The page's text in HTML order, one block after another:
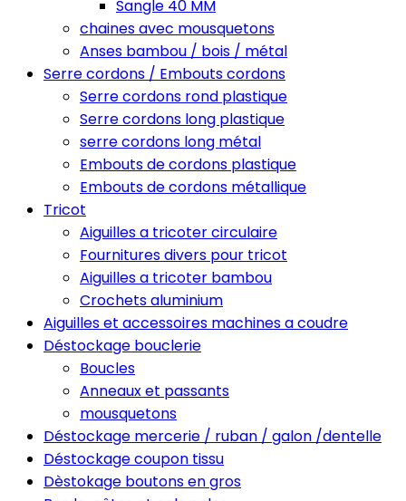
Sangle 40 MM
chaines avec mousquetons
Anses bambou / bois / métal
Serre cordons / Embouts cordons
Serre cordons rond plastique
Serre cordons long plastique
serre cordons long métal
Embouts de cordons plastique
Embouts de cordons métallique
Tricot
Aiguilles a tricoter circulaire
Fournitures divers pour tricot
Aiguilles a tricoter bambou
Crochets aluminium
Aiguilles et accessoires machines a coudre
Déstockage bouclerie
Boucles
Anneaux et passants
mousquetons
Déstockage mercerie / ruban / galon /dentelle
Déstockage coupon tissu
Dèstokage boutons en gros